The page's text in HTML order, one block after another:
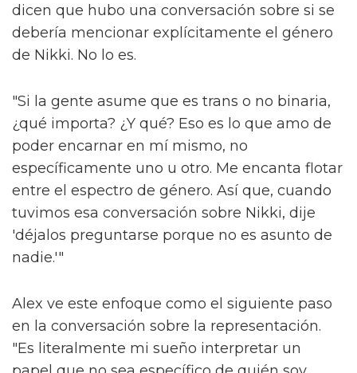
dicen que hubo una conversación sobre si se
debería mencionar explícitamente el género
de Nikki. No lo es.
"Si la gente asume que es trans o no binaria,
¿qué importa? ¿Y qué? Eso es lo que amo de
poder encarnar en mí mismo, no
específicamente uno u otro. Me encanta flotar
entre el espectro de género. Así que, cuando
tuvimos esa conversación sobre Nikki, dije
'déjalos preguntarse porque no es asunto de
nadie.'"
Alex ve este enfoque como el siguiente paso
en la conversación sobre la representación.
"Es literalmente mi sueño interpretar un